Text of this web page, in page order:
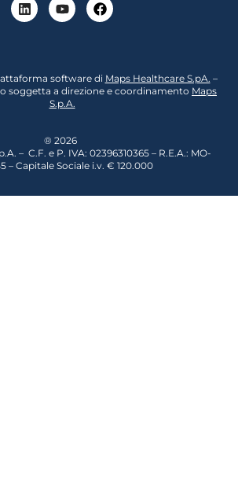
software di Maps Healthcare S.pA. –
soggetta a direzione e coordinamento Maps
S.p.A.
® 2026
– C.F. e P. IVA: 02396310365 – R.E.A.: MO-
– Capitale Sociale i.v. € 120.000